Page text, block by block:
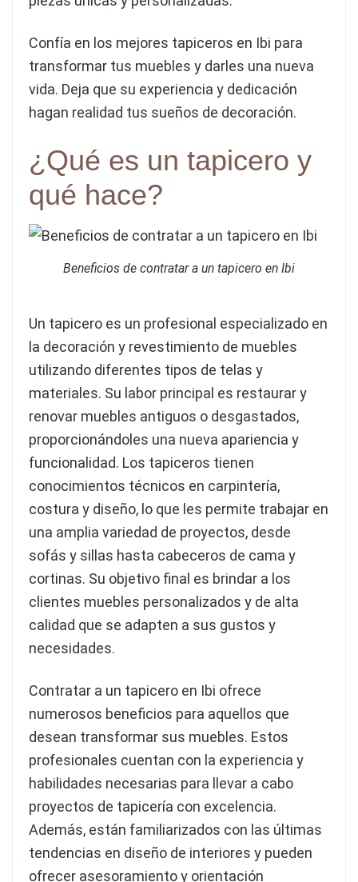
Confía en los mejores tapiceros en Ibi para
transformar tus muebles y darles una nueva
vida. Deja que su experiencia y dedicación
hagan realidad tus sueños de decoración.
¿Qué es un tapicero y
qué hace?
Beneficios de contratar a un tapicero en Ibi
Un tapicero es un profesional especializado en
la decoración y revestimiento de muebles
utilizando diferentes tipos de telas y
materiales. Su labor principal es restaurar y
renovar muebles antiguos o desgastados,
proporcionándoles una nueva apariencia y
funcionalidad. Los tapiceros tienen
conocimientos técnicos en carpintería,
costura y diseño, lo que les permite trabajar en
una amplia variedad de proyectos, desde
sofás y sillas hasta cabeceros de cama y
cortinas. Su objetivo final es brindar a los
clientes muebles personalizados y de alta
calidad que se adapten a sus gustos y
necesidades.
Contratar a un tapicero en Ibi ofrece
numerosos beneficios para aquellos que
desean transformar sus muebles. Estos
profesionales cuentan con la experiencia y
habilidades necesarias para llevar a cabo
proyectos de tapicería con excelencia.
Además, están familiarizados con las últimas
tendencias en diseño de interiores y pueden
ofrecer asesoramiento y orientación